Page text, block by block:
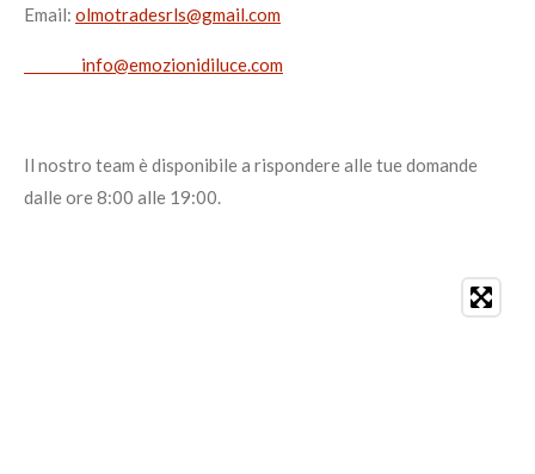
Email: olmotradesrls@gmail.com
info@emozionidiluce.com
Il nostro team è disponibile a rispondere alle tue domande
dalle ore 8:00 alle 19:00.